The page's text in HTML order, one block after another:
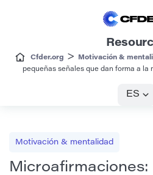
Cfder.org > Motivación &
pequeñas señales que dan forma a la
ES
Motivación & mentalidad